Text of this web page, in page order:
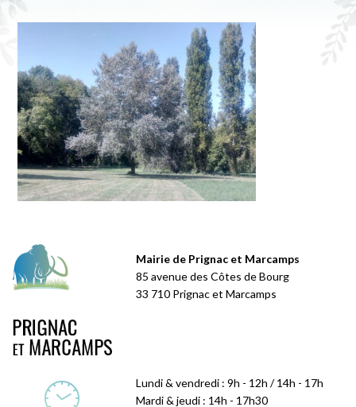
Mairie de Prignac et Marcamps
85 avenue des Côtes de Bourg
33 710 Prignac et Marcamps
Lundi & vendredi : 9h - 12h / 14h - 17h
Mardi & jeudi : 14h - 17h30